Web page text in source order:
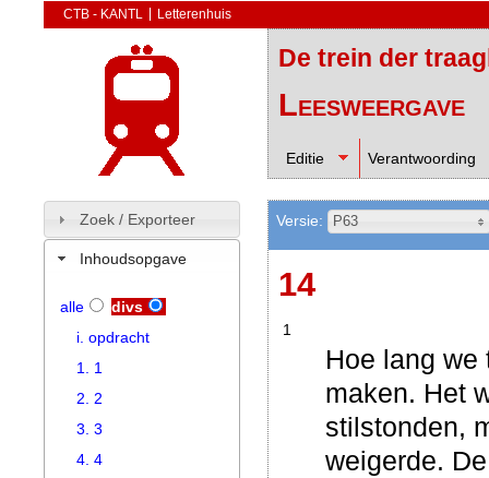
CTB - KANTL Letterenhuis
De trein der
Leesweergave
Editie Verantwoording
Versie: P63
14
1
Hoe lang
maken. Het
stilstonden,
weigerde.
Zoek / Exporteer
Inhoudsopgave
alle
divs
i. opdracht
1. 1
2. 2
3. 3
4. 4